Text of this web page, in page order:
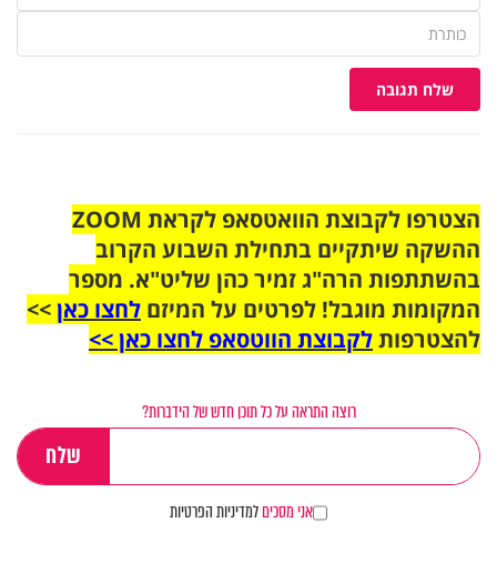
שלח תגובה
הצטרפו לקבוצת הוואטסאפ לקראת ZOOM
ההשקה שיתקיים בתחילת השבוע הקרוב
בהשתתפות הרה"ג זמיר כהן שליט"א. מספר
המקומות מוגבל! לפרטים על המיזם לחצו כאן>>
להצטרפותלקבוצת הווטסאפ לחצו כאן >>
רוצה התראה על כל תוכן חדש של הידברות?
אני מסכיםלמדיניות הפרטיות